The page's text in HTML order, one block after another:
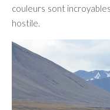
couleurs sont
hostile.